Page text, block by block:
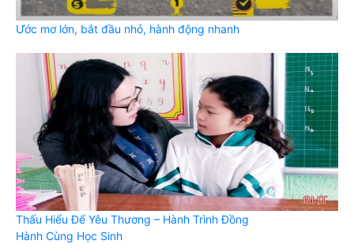
Ước mơ lớn, bắt đầu nhỏ, hành động nhanh
Thấu Hiểu Để Yêu Thương – Hành Trình Đồng
Hành Cùng Học Sinh